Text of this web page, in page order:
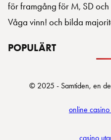
för framgång för M, SD
Våga vinn! och bilda
POPULÄRT
© 2025 - Samtiden, en
online
casino